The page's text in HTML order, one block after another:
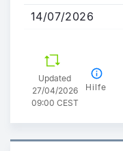
14/07/2026
Updated
27/04/2026
09:00 CEST
Hilfe